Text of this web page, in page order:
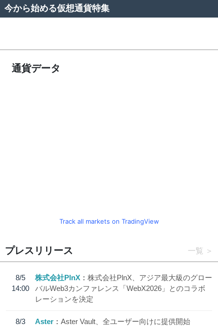
今から始める仮想通貨特集
通貨データ
Track all markets on TradingView
プレスリリース 一覧
8/5
14:00
株式会社PlnX
株式会社PlnX、アジア最大級のグロー
バルWeb3カンファレンス「WebX2026」とのコラボ
レーションを決定
8/3
Aster Aster Vault、全ユーザー向けに提供開始